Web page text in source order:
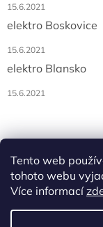
Tento web
tohoto webu
Více informací
15.6.2021
elektro Boskovice
15.6.2021
elektro Blansko
15.6.2021